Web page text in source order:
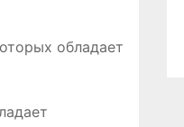
обладает